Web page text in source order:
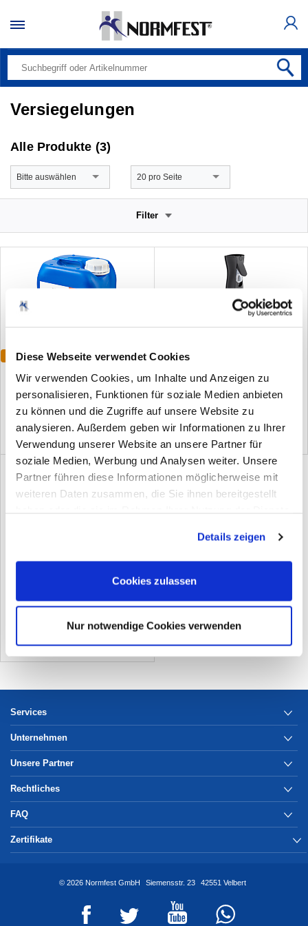
Diese Webseite verwendet Cookies
Wir verwenden Cookies, um Inhalte und Anzeigen zu
personalisieren, Funktionen für soziale Medien anbieten
zu können und die Zugriffe auf unsere Website zu
analysieren. Außerdem geben wir Informationen zu Ihrer
Verwendung unserer Website an unsere Partner für
soziale Medien, Werbung und Analysen weiter. Unsere
Partner führen diese Informationen möglicherweise mit
weiteren Daten zusammen, die Sie ihnen bereitgestellt
Cookies, wenn Sie unsere Webseite weiterhin nutzen.
Details zeigen
Cookies zulassen
Nur notwendige Cookies verwenden
Versiegelungen
Alle Produkte (3)
Bitte auswählen 20 pro Seite
Filter
Varianten
Nano
(37) (0)
Schleifen-Polieren-Versiegeln
(10)
Services
Unternehmen
Unsere Partner
Rechtliches
FAQ
Zertifikate
© 2026 Normfest GmbH Siemensstr. 23 42551 Velbert